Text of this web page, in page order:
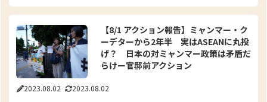
2023.08.02 2023.08.02
【8/1 アクション報告】ミャンマー・ク
ーデターから2年半 実はASEANに丸投
げ？ 日本の対ミャンマー政策は矛盾だ
らけー官邸前アクション